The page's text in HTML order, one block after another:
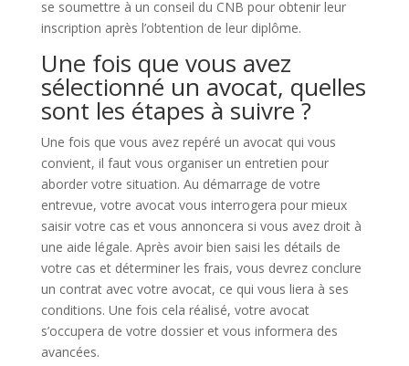
se soumettre à un conseil du CNB pour obtenir leur
inscription après l’obtention de leur diplôme.
Une fois que vous avez
sélectionné un avocat, quelles
sont les étapes à suivre ?
Une fois que vous avez repéré un avocat qui vous
convient, il faut vous organiser un entretien pour
aborder votre situation. Au démarrage de votre
entrevue, votre avocat vous interrogera pour mieux
saisir votre cas et vous annoncera si vous avez droit à
une aide légale. Après avoir bien saisi les détails de
votre cas et déterminer les frais, vous devrez conclure
un contrat avec votre avocat, ce qui vous liera à ses
conditions. Une fois cela réalisé, votre avocat
s’occupera de votre dossier et vous informera des
avancées.